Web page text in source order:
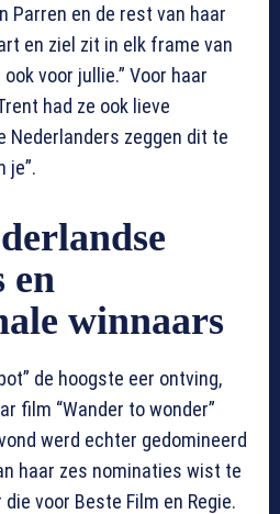
Parren en de rest van haar
en ziel zit in elk frame van
voor jullie.” Voor haar
had ze ook lieve
Nederlanders zeggen dit te
je”.
en
winnaars
de hoogste eer ontving,
film “Wander to wonder”
werd echter gedomineerd
haar zes nominaties wist te
voor Beste Film en Regie.